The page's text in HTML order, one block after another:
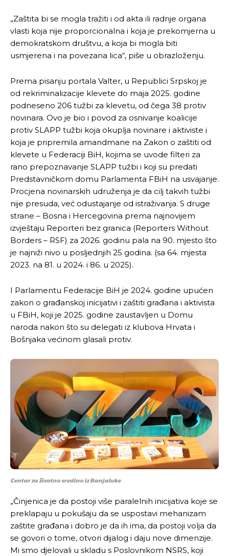
„Zaštita bi se mogla tražiti i od akta ili radnje organa
vlasti koja nije proporcionalna i koja je prekomjerna u
demokratskom društvu, a koja bi mogla biti
usmjerena i na povezana lica“, piše u obrazloženju.
Prema pisanju portala Valter, u Republici Srpskoj je
od rekriminalizacije klevete do maja 2025. godine
podneseno 206 tužbi za klevetu, od čega 38 protiv
novinara. Ovo je bio i povod za osnivanje koalicije
protiv SLAPP tužbi koja okuplja novinare i aktiviste i
koja je pripremila amandmane na Zakon o zaštiti od
klevete u Federaciji BiH, kojima se uvode filteri za
rano prepoznavanje SLAPP tužbi i koji su predati
Predstavničkom domu Parlamenta FBiH na usvajanje.
Procjena novinarskih udruženja je da cilj takvih tužbi
nije presuda, već odustajanje od istraživanja. S druge
strane – Bosna i Hercegovina prema najnovijem
izvještaju Reporteri bez granica (Reporters Without
Borders – RSF) za 2026. godinu pala na 90. mjesto što
je najniži nivo u posljednjih 25 godina. (sa 64. mjesta
2023. na 81. u 2024. i 86. u 2025).
I Parlamentu Federacije BiH je 2024. godine upućen
zakon o građanskoj inicijativi i zaštiti građana i aktivista
u FBiH, koji je 2025. godine zaustavljen u Domu
naroda nakon što su delegati iz klubova Hrvata i
Bošnjaka većinom glasali protiv.
Centar za životnu sredinu iz Banjaluke
„Činjenica je da postoji više paralelnih inicijativa koje se
preklapaju u pokušaju da se uspostavi mehanizam
zaštite građana i dobro je da ih ima, da postoji volja da
se govori o tome, otvori dijalog i daju nove dimenzije.
Mi smo djelovali u skladu s Poslovnikom NSRS, koji